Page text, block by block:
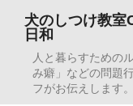
犬のしつけ教
日和
人と暮らすための
み癖」などの問題
フがお伝えします。